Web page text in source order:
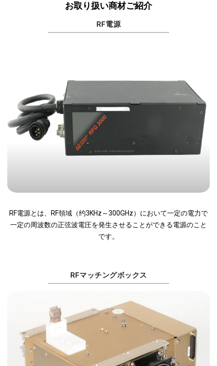
お取り扱い商材ご紹介
RF電源
RF電源とは、RF領域（约3KHz～300GHz）において一定の電力で
一定の周波数の正弦波電圧を発生させることができる電源のこと
です。
RFマッチングボックス